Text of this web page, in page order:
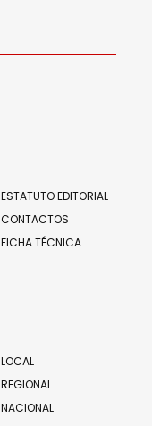
ESTATUTO EDITORIAL
CONTACTOS
FICHA TÉCNICA
LOCAL
REGIONAL
NACIONAL